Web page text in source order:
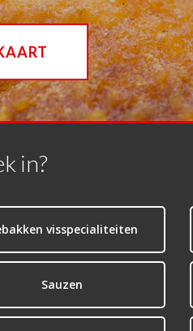
in?
visspecialiteiten
Sauzen